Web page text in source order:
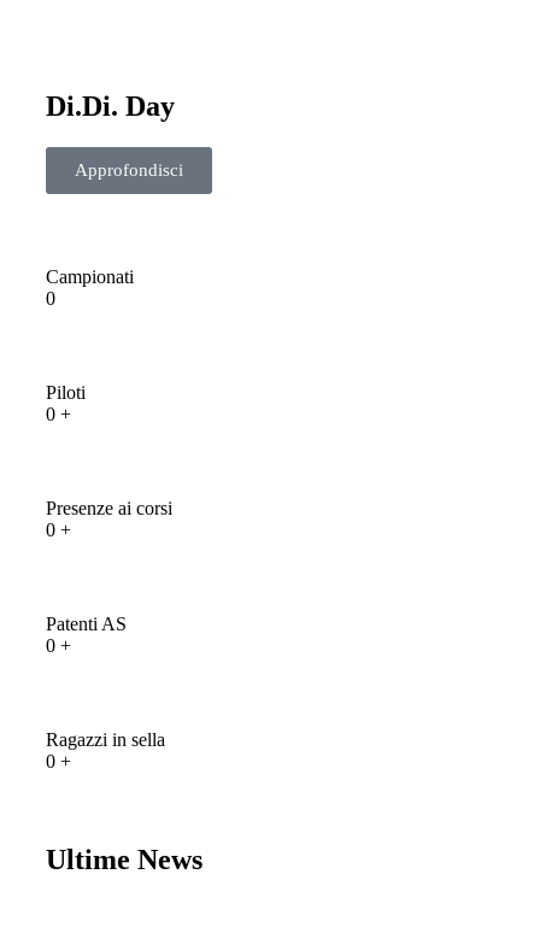
Di.Di. Day
Approfondisci
Ragazzi in sella
0 +
Patenti AS
0 +
Presenze ai corsi
0 +
Piloti
0 +
Campionati
0
Ultime News